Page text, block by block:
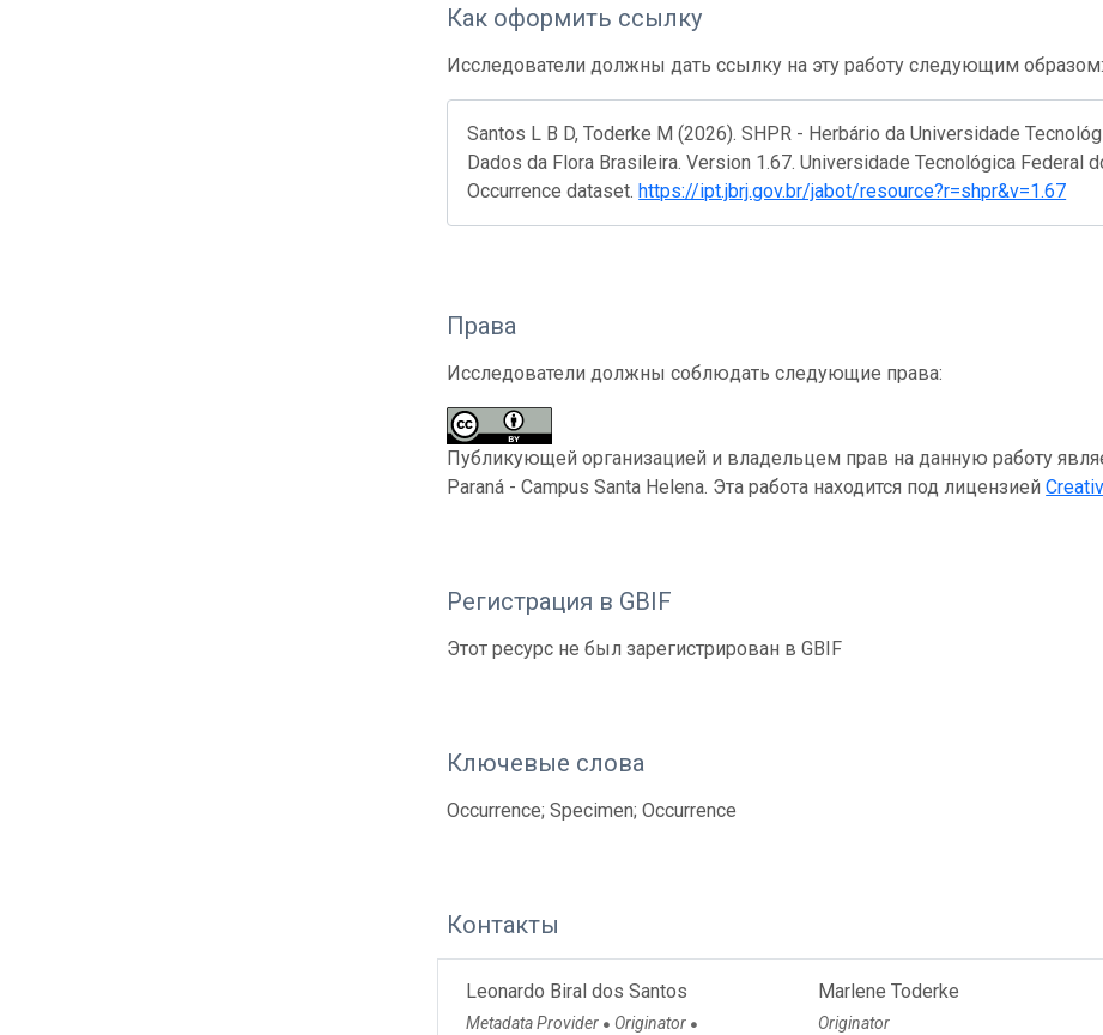
Как оформить ссылку
Исследователи должны дать ссылку на эту работу следующим образом:
Santos L B D, Toderke M (2026). SHPR - Herbário da Universidade
Dados da Flora Brasileira. Version 1.67. Universidade Tecnológica Federal
Occurrence dataset. https://ipt.jbrj.gov.br/jabot/resource?r=shpr&v=1.67
Права
Исследователи должны соблюдать следующие права:
Публикующей организацией и владельцем прав на данную работу
Paraná - Campus Santa Helena. Эта работа находится под лицензией
Регистрация в GBIF
Этот ресурс не был зарегистрирован в GBIF
Ключевые слова
Occurrence; Specimen; Occurrence
Контакты
Leonardo Biral dos Santos
Metadata Provider ● Originator ●
Marlene Toderke
Originator